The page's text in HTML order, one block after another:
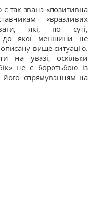
так звана «позитивна
«вразливих
які, по суті,
до якої меншини не
описану вище ситуацію.
на увазі, оскільки
не є боротьбою із
спрямуванням на